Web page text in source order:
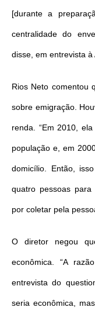
[durante a
centralidade do
disse, em entrevista à
Rios Neto comentou
sobre emigração.
renda. “Em 2010,
população e, em
domicílio. Então,
quatro pessoas
por coletar pela
O diretor negou
econômica. “A
entrevista do
seria econômica,